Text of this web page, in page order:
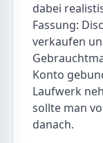
dabei
Fassung:
verkaufen
Konto
Laufwerk
sollte man
danach.